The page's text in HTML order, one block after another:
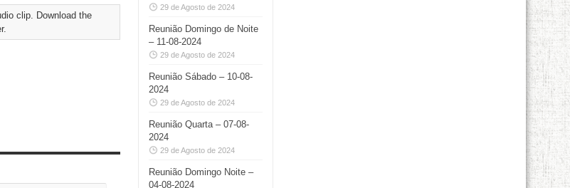
clip. Download the
29 de Agosto de 2024
Reunião Domingo de Noite
– 11-08-2024
29 de Agosto de 2024
Reunião Sábado – 10-08-
2024
29 de Agosto de 2024
Reunião Quarta – 07-08-
2024
29 de Agosto de 2024
Reunião Domingo Noite –
04-08-2024